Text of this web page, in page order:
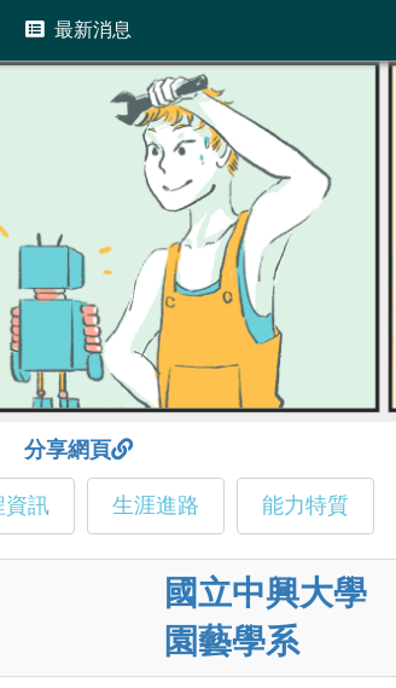
最新消息
分享網頁
資訊 生涯進路 能力特質
國立中興大學
園藝學系